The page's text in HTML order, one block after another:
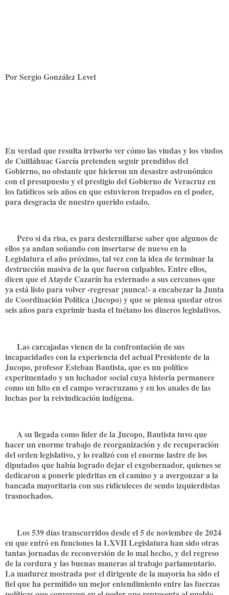
Por Sergio González Levet
En verdad que resulta irrisorio ver cómo las viudas y los viudos
de Cuitláhuac García pretenden seguir prendidos del
Gobierno, no obstante que hicieron un desastre astronómico
con el presupuesto y el prestigio del Gobierno de Veracruz en
los fatídicos seis años en que estuvieron trepados en el poder,
para desgracia de nuestro querido estado.
Pero si da risa, es para desternillarse saber que algunos de
ellos ya andan soñando con insertarse de nuevo en la
Legislatura el año próximo, tal vez con la idea de terminar la
destrucción masiva de la que fueron culpables. Entre ellos,
dicen que el Atayde Cazarín ha externado a sus cercanos que
ya está listo para volver -regresar ¡nunca!- a encabezar la Junta
de Coordinación Política (Jucopo) y que se piensa quedar otros
seis años para exprimir hasta el tuétano los dineros legislativos.
Las carcajadas vienen de la confrontación de sus
incapacidades con la experiencia del actual Presidente de la
Jucopo, profesor Esteban Bautista, que es un político
experimentado y un luchador social cuya historia permanece
como un hito en el campo veracruzano y en los anales de las
luchas por la reivindicación indígena.
A su llegada como líder de la Jucopo, Bautista tuvo que
hacer un enorme trabajo de reorganización y de recuperación
del orden legislativo, y lo realizó con el enorme lastre de los
diputados que había logrado dejar el exgobernador, quienes se
dedicaron a ponerle piedritas en el camino y a avergonzar a la
bancada mayoritaria con sus ridiculeces de seudo izquierdistas
trasnochados.
Los 539 días transcurridos desde el 5 de noviembre de 2024
en que entró en funciones la LXVII Legislatura han sido otras
tantas jornadas de reconversión de lo mal hecho, y del regreso
de la cordura y las buenas maneras al trabajo parlamentario.
La madurez mostrada por el dirigente de la mayoría ha sido el
fiel que ha permitido un mejor entendimiento entre las fuerzas